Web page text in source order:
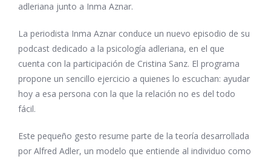
adleriana junto a Inma Aznar.
La periodista Inma Aznar conduce un nuevo episodio de su
podcast dedicado a la psicología adleriana, en el que
cuenta con la participación de Cristina Sanz. El programa
propone un sencillo ejercicio a quienes lo escuchan: ayudar
hoy a esa persona con la que la relación no es del todo
fácil.
Este pequeño gesto resume parte de la teoría desarrollada
por Alfred Adler, un modelo que entiende al individuo como